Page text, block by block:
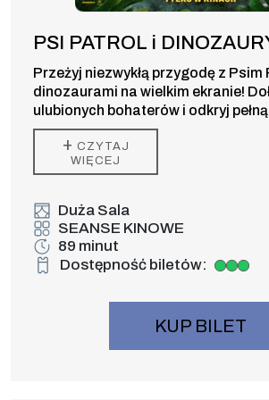
PSI PATROL i
Przeżyj niezwykłą przygodę z Psim
dinozaurami na wielkim ekranie!
ulubionych bohaterów i odkryj
oraz prehistorycznych
premierę dla całej rodziny.
+ CZYTAJ
WIĘCEJ
Duża Sala
SEANSE KINOWE
89 minut
Dostępność biletów:
Duża dostępność biletów
KUP BILET